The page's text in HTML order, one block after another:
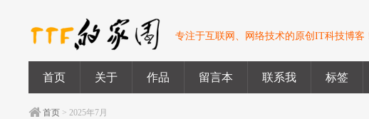
专注于互联网、网络技术的原创IT科技博客
首页 关于 作品 留言本 联系我 标签
首页 > 2025年7月